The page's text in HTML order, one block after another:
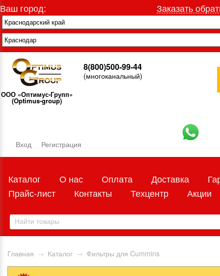
Ваш город: Заказать
ООО «Оптимус-Групп»
(Optimus-group)
8(800)500-99-44
(многоканальный)
Вход Регистрация
Каталог О нас Оплата Доставка
Прайс-лист
Контакты Техцентр Акции
Главная → Каталог → Фильтры для Cummins